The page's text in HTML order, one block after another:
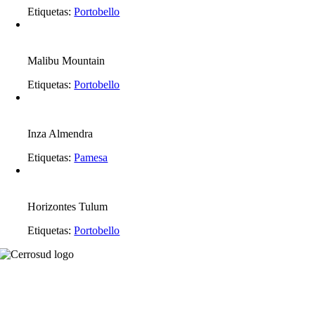
Etiquetas:Portobello
Malibu Mountain
Etiquetas:Portobello
Inza Almendra
Etiquetas:Pamesa
Horizontes Tulum
Etiquetas:Portobello